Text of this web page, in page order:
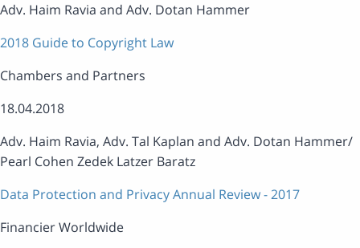
Adv. Haim Ravia and Adv. Dotan Hammer
2018 Guide to Copyright Law
Chambers and Partners
18.04.2018
Adv. Haim Ravia, Adv. Tal Kaplan and Adv. Dotan Hammer/
Pearl Cohen Zedek Latzer Baratz
Data Protection and Privacy Annual Review - 2017
Financier Worldwide